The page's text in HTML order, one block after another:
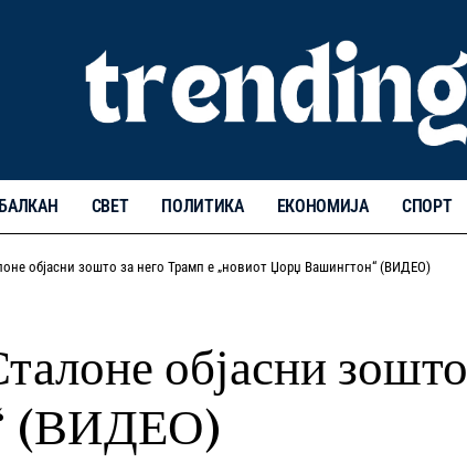
БАЛКАН СВЕТ ПОЛИТИКА ЕКОНОМИЈА СПОРТ
објасни зошто за него Трамп е „новиот Џорџ Вашингтон“ (ВИДЕО)
објасни
(ВИДЕО)